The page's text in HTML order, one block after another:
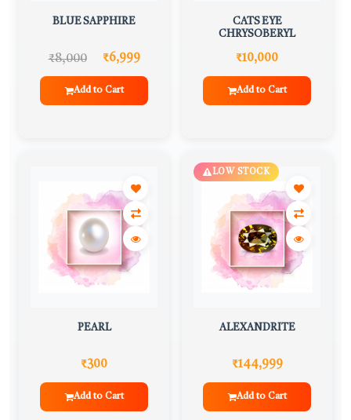
BLUE SAPPHIRE
₹8,000 ₹6,999
Add to Cart
CATS EYE
CHRYSOBERYL
₹10,000
Add to Cart
PEARL
₹300
Add to Cart
LOW STOCK
ALEXANDRITE
₹144,999
Add to Cart